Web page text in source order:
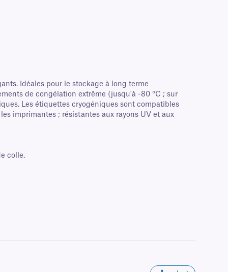
Idéales pour le stockage à long terme
de congélation extrême (jusqu'à -80 °C ; sur
Les étiquettes cryogéniques sont compatibles
imprimantes ; résistantes aux rayons UV et aux
colle.